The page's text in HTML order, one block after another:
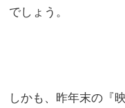
でしょう。
しかも、昨年末の『